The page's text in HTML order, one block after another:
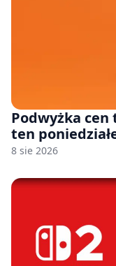
Podwyżka
ten
8 sie 2026